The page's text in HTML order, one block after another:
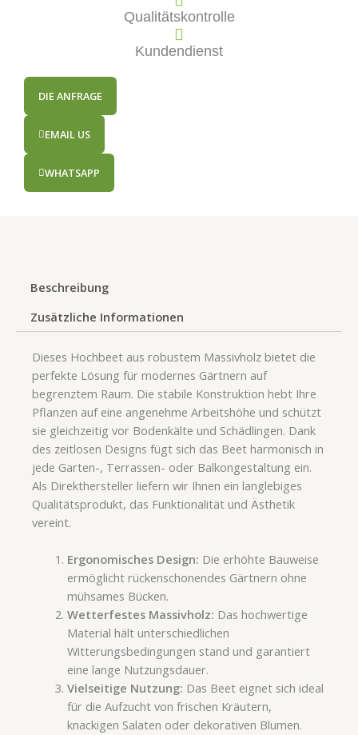
​​Qualitätskontrolle​​
​​Kundendienst​​
​​DIE ANFRAGE​​
EMAIL US
WHATSAPP
Beschreibung
Zusätzliche Informationen
Dieses Hochbeet aus robustem Massivholz bietet die
perfekte Lösung für modernes Gärtnern auf
begrenztem Raum. Die stabile Konstruktion hebt Ihre
Pflanzen auf eine angenehme Arbeitshöhe und schützt
sie gleichzeitig vor Bodenkälte und Schädlingen. Dank
des zeitlosen Designs fügt sich das Beet harmonisch in
jede Garten-, Terrassen- oder Balkongestaltung ein.
Als Direkthersteller liefern wir Ihnen ein langlebiges
Qualitätsprodukt, das Funktionalität und Ästhetik
vereint.
Ergonomisches Design: Die erhöhte Bauweise
ermöglicht rückenschonendes Gärtnern ohne
mühsames Bücken.
Wetterfestes Massivholz: Das hochwertige
Material hält unterschiedlichen
Witterungsbedingungen stand und garantiert
eine lange Nutzungsdauer.
Vielseitige Nutzung: Das Beet eignet sich ideal
für die Aufzucht von frischen Kräutern,
knackigen Salaten oder dekorativen Blumen.